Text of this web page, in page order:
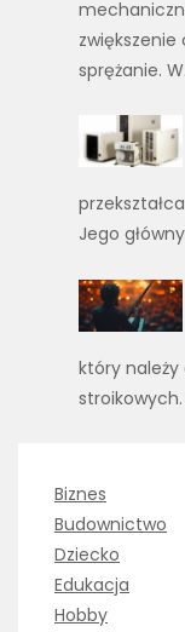
sprężanie.
Jego
który
Biznes
Budownictwo
Dziecko
Edukacja
Hobby